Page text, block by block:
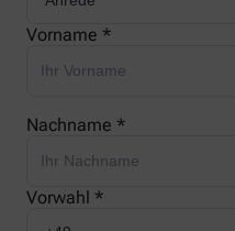
Vorname *
Nachname *
Vorwahl *